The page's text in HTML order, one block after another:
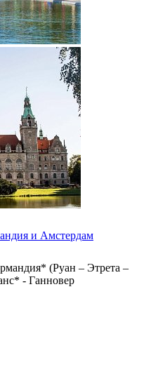
и Амстердам
(Руан – Этрета –
- Ганновер